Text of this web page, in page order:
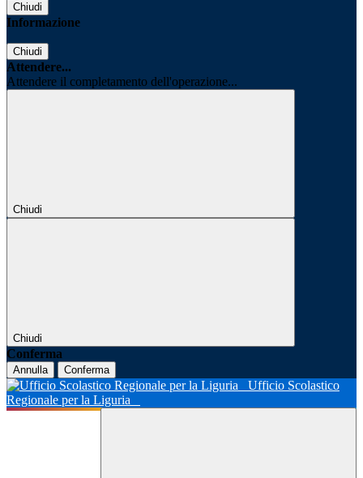
Chiudi
Informazione
Chiudi
Attendere...
Attendere il completamento dell'operazione...
Chiudi
Chiudi
Conferma
Annulla Conferma
Ufficio Scolastico
Regionale per la Liguria